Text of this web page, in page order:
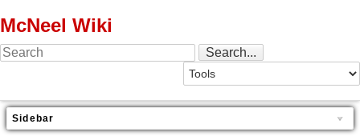
McNeel Wiki
Sidebar